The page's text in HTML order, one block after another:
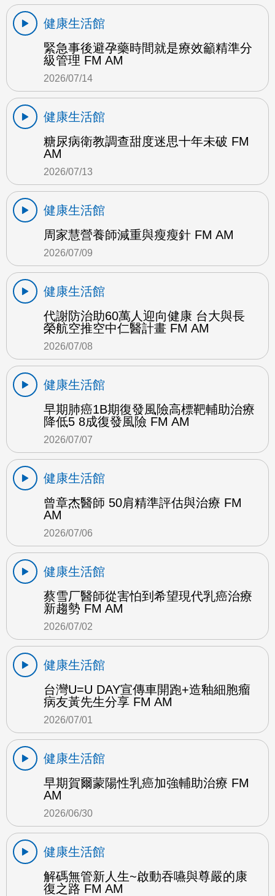
健康生活館
緊急事後避孕藥時間就是療效籲精準分
級管理 FM AM
2026/07/14
健康生活館
糖尿病衛教調查甜度迷思十年未破 FM
AM
2026/07/13
健康生活館
周家慧營養師減重與瘦瘦針 FM AM
2026/07/09
健康生活館
代謝防治助60萬人迎向健康 台大與長
榮航空推空中仁醫計畫 FM AM
2026/07/08
健康生活館
早期肺癌1B期復發風險高標靶輔助治療
降低5 8成復發風險 FM AM
2026/07/07
健康生活館
曾章杰醫師 50肩精準評估與治療 FM
AM
2026/07/06
健康生活館
蔡雪厂醫師從害怕到希望現代乳癌治療
新趨勢 FM AM
2026/07/02
健康生活館
台灣U=U DAY宣傳車開跑+造釉細胞瘤
病友黃先生分享 FM AM
2026/07/01
健康生活館
早期賀爾蒙陽性乳癌加強輔助治療 FM
AM
2026/06/30
健康生活館
解碼無管新人生~啟動吞嚥與尊嚴的康
復之路 FM AM